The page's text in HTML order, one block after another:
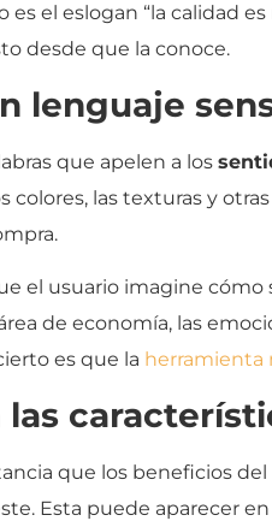
es el eslogan “la calidad
desde que la conoce.
lenguaje
que apelen a los
colores, las texturas y
el usuario imagine cómo
de economía, las
es que la
las
que los beneficios
Esta puede aparecer